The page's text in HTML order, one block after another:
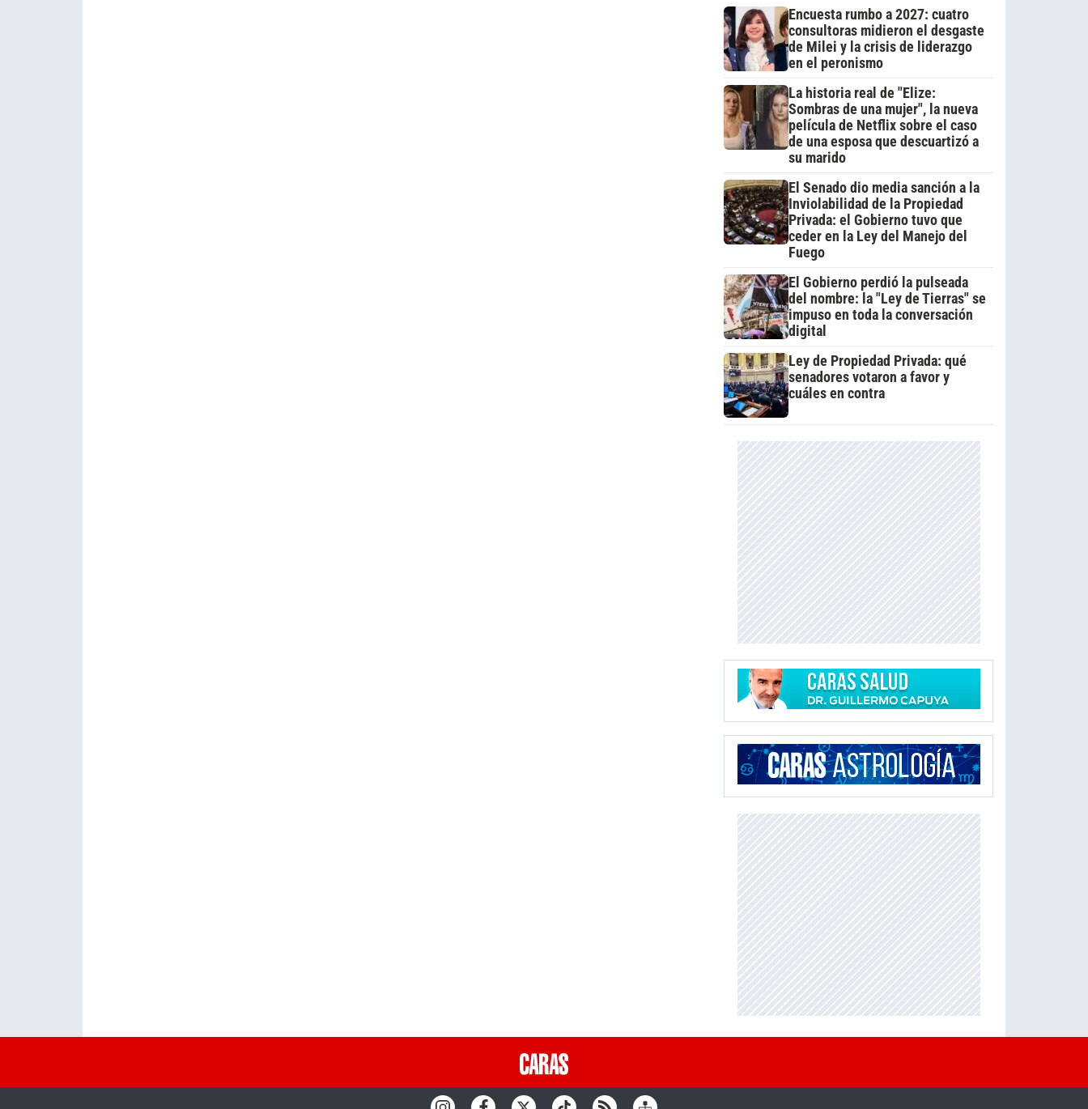
Encuesta rumbo a 2027: cuatro
consultoras midieron el desgaste
de Milei y la crisis de liderazgo
en el peronismo
La historia real de "Elize:
Sombras de una mujer", la nueva
película de Netflix sobre el caso
de una esposa que descuartizó a
su marido
El Senado dio media sanción a la
Inviolabilidad de la Propiedad
Privada: el Gobierno tuvo que
ceder en la Ley del Manejo del
Fuego
El Gobierno perdió la pulseada
del nombre: la "Ley de Tierras" se
impuso en toda la conversación
digital
Ley de Propiedad Privada: qué
senadores votaron a favor y
cuáles en contra